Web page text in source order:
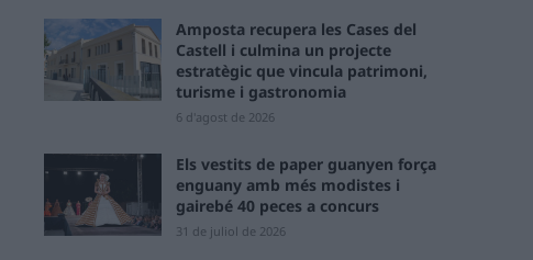
Amposta recupera les Cases del
Castell i culmina un projecte
estratègic que vincula patrimoni,
turisme i gastronomia
6 d'agost de 2026
Els vestits de paper guanyen força
enguany amb més modistes i
gairebé 40 peces a concurs
31 de juliol de 2026